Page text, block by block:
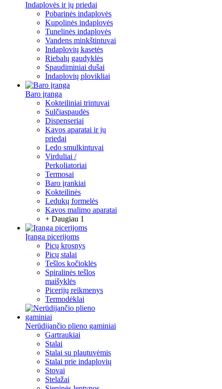
Indaplovės ir jų priedai
Pobarinės indaplovės
Kupolinės indaplovės
Tunelinės indaplovės
Vandens minkštintuvai
Indaplovių kasetės
Riebalų gaudyklės
Spaudiminiai dušai
Indaplovių plovikliai
Baro įranga
Kokteiliniai trintuvai
Sulčiaspaudės
Dispenseriai
Kavos aparatai ir jų
priedai
Ledo smulkintuvai
Virduliai /
Perkoliatoriai
Termosai
Baro įrankiai
Kokteilinės
Ledukų formelės
Kavos malimo aparatai
+ Daugiau 1
Įranga picerijoms
Picų krosnys
Picų stalai
Tešlos kočioklės
Spiralinės tešlos
maišyklės
Picerijų reikmenys
Termodėklai
Nerūdijančio plieno gaminiai
Gartraukiai
Stalai
Stalai su plautuvėmis
Stalai prie indaplovių
Stovai
Stelažai